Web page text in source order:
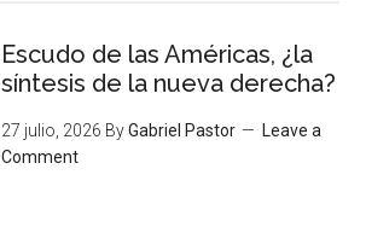
Escudo de las Américas, ¿la
síntesis de la nueva derecha?
27 julio, 2026 ByGabriel Pastor
Leave a
Comment